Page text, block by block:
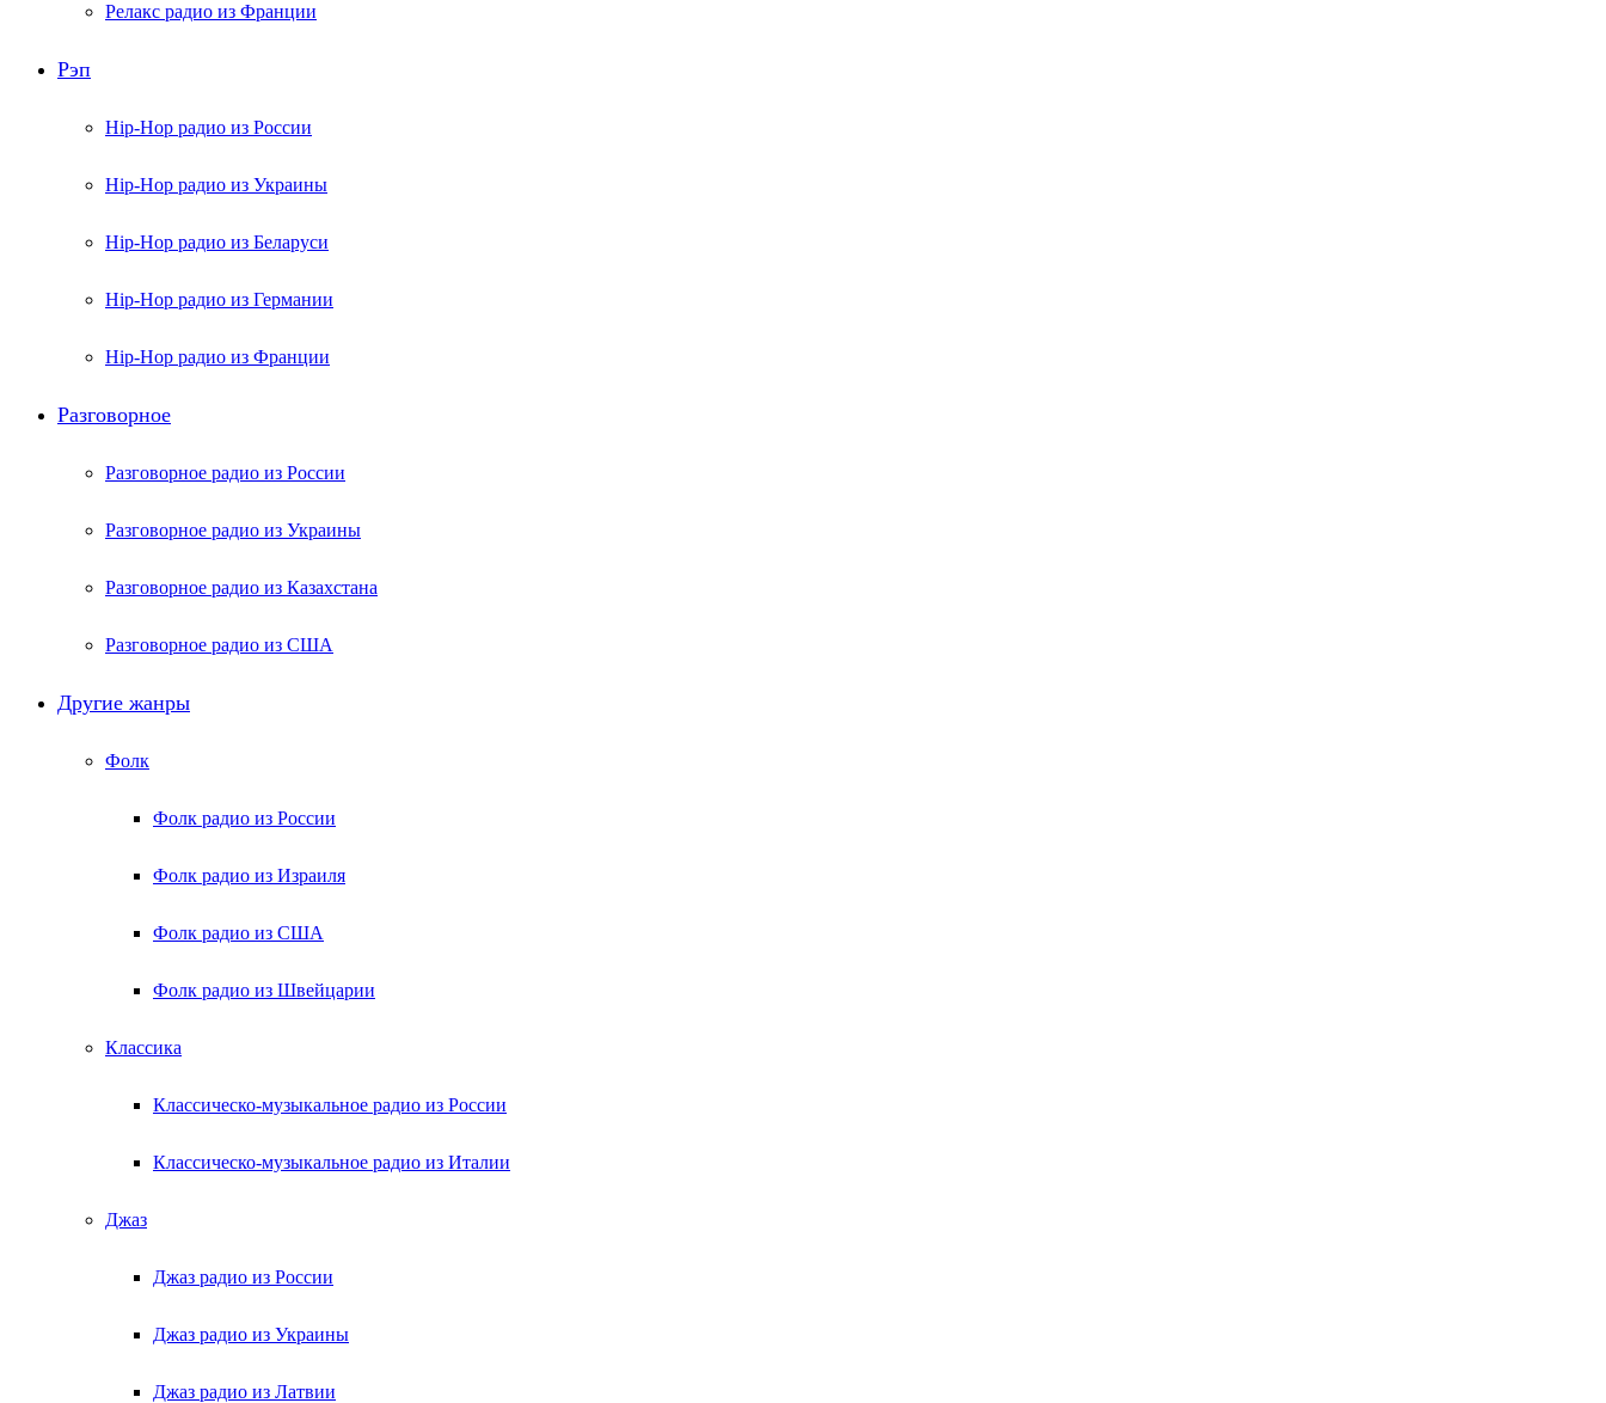
Релакс радио из Франции
Рэп
Hip-Hop радио из России
Hip-Hop радио из Украины
Hip-Hop радио из Беларуси
Hip-Hop радио из Германии
Hip-Hop радио из Франции
Разговорное
Разговорное радио из России
Разговорное радио из Украины
Разговорное радио из Казахстана
Разговорное радио из США
Другие жанры
Фолк
Фолк радио из России
Фолк радио из Израиля
Фолк радио из США
Фолк радио из Швейцарии
Классика
Классическо-музыкальное радио из России
Классическо-музыкальное радио из Италии
Джаз
Джаз радио из России
Джаз радио из Украины
Джаз радио из Латвии